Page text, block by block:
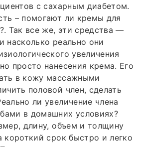
с сахарным диабетом.
– помогают ли кремы для
Так все же, эти средства —
насколько реально они
увеличения
просто нанесения крема. Его
в кожу массажными
половой член, сделать
ли увеличение члена
в домашних условиях?
длину, объем и толщину
короткий срок быстро и легко